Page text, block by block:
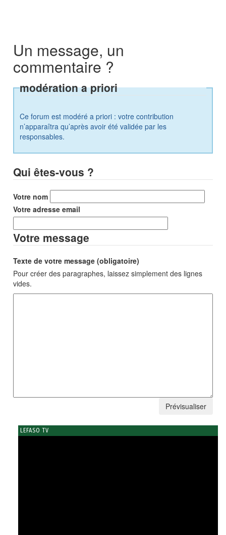
Un message, un
commentaire ?
modération a priori
Ce forum est modéré a priori : votre contribution
n’apparaîtra qu’après avoir été validée par les
responsables.
Qui êtes-vous ?
Votre nom
Votre adresse email
Votre message
Texte de votre message (obligatoire)
Pour créer des paragraphes, laissez simplement des lignes
vides.
LEFASO TV